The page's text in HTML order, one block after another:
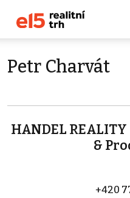
Petr Charvát
HANDEL
&
+420